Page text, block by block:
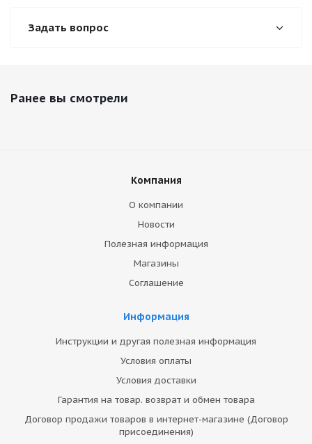
Задать вопрос
Ранее вы смотрели
Компания
О компании
Новости
Полезная информация
Магазины
Соглашение
Информация
Инструкции и другая полезная информация
Условия оплаты
Условия доставки
Гарантия на товар. возврат и обмен товара
Договор продажи товаров в интернет-магазине (Договор
присоединения)